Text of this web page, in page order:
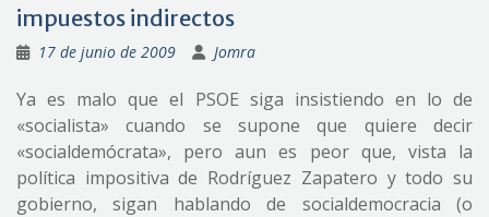
impuestos indirectos
17 de junio de 2009 Jomra
Ya es malo que el PSOE siga insistiendo en lo de
«socialista» cuando se supone que quiere decir
«socialdemócrata», pero aun es peor que, vista la
política impositiva de Rodríguez Zapatero y todo su
gobierno, sigan hablando de socialdemocracia (o